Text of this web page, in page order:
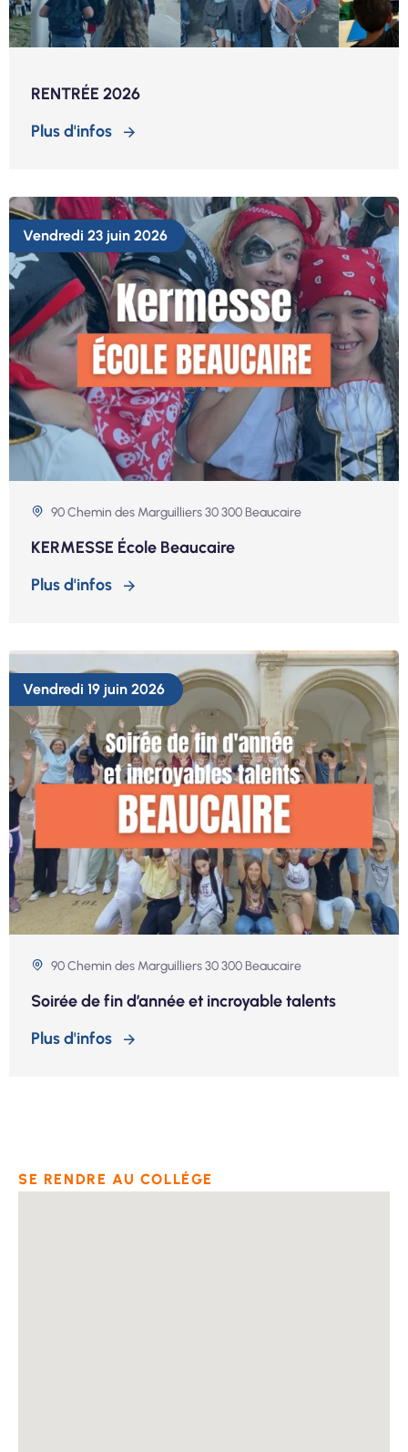
RENTRÉE 2026
Plus d'infos
Vendredi 23 juin 2026
90 Chemin des Marguilliers 30 300 Beaucaire
KERMESSE École Beaucaire
Plus d'infos
Vendredi 19 juin 2026
90 Chemin des Marguilliers 30 300 Beaucaire
Soirée de fin d’année et incroyable talents
Plus d'infos
SE RENDRE AU COLLÉGE